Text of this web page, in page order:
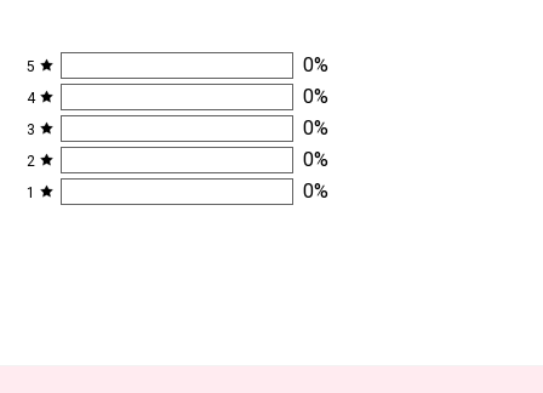
5 0%
4 0%
3 0%
2 0%
1 0%